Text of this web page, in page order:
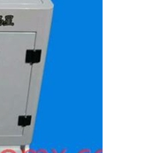
荣誉资质
联系方式